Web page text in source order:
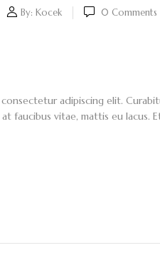
By: Kocek 0 Comments
adipiscing elit.
at faucibus vitae, mattis eu